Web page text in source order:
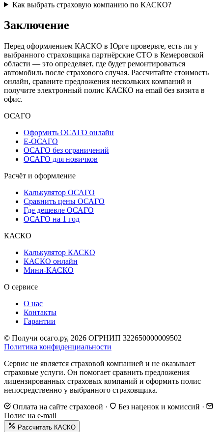
Как выбрать страховую компанию по КАСКО?
Заключение
Перед оформлением КАСКО в Юрге проверьте, есть ли у
выбранного страховщика партнёрские СТО в Кемеровской
области — это определяет, где будет ремонтироваться
автомобиль после страхового случая. Рассчитайте стоимость
онлайн, сравните предложения нескольких компаний и
получите электронный полис КАСКО на email без визита в
офис.
ОСАГО
Оформить ОСАГО онлайн
Е-ОСАГО
ОСАГО без ограничений
ОСАГО для новичков
Расчёт и оформление
Калькулятор ОСАГО
Сравнить цены ОСАГО
Где дешевле ОСАГО
ОСАГО на 1 год
КАСКО
Калькулятор КАСКО
КАСКО онлайн
Мини-КАСКО
О сервисе
О нас
Контакты
Гарантии
© Получи осаго.ру, 2026 ОГРНИП 322650000009502
Политика конфиденциальности
Сервис не является страховой компанией и не оказывает
страховые услуги. Он помогает сравнить предложения
лицензированных страховых компаний и оформить полис
непосредственно у выбранного страховщика.
Оплата на сайте страховой · Без наценок и комиссий ·
Полис на e-mail
Рассчитать КАСКО